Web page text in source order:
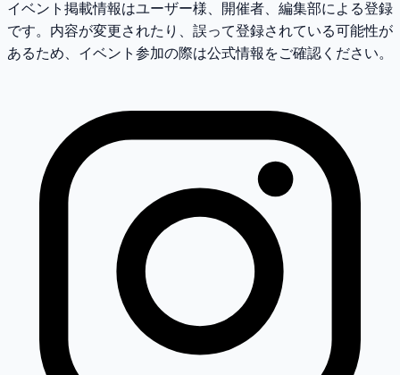
イベント掲載情報はユーザー様、開催者、編集部による登録
です。内容が変更されたり、誤って登録されている可能性が
あるため、イベント参加の際は公式情報をご確認ください。